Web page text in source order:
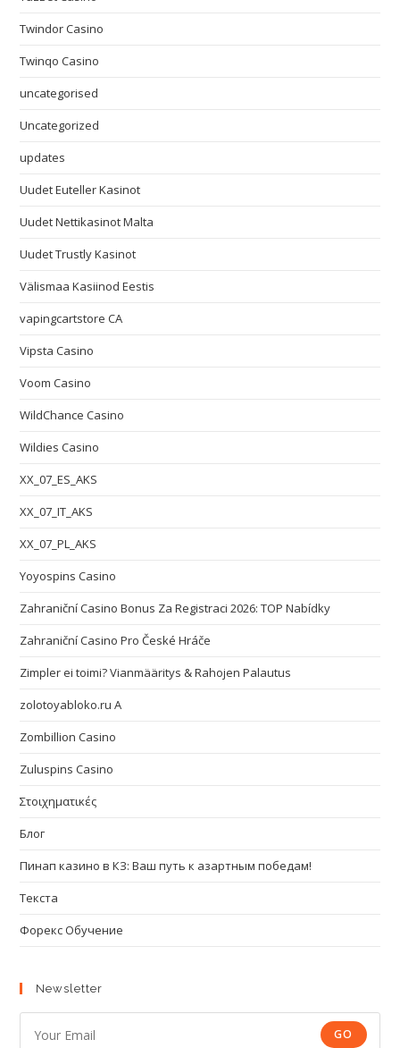
Twindor Casino
Twinqo Casino
uncategorised
Uncategorized
updates
Uudet Euteller Kasinot
Uudet Nettikasinot Malta
Uudet Trustly Kasinot
Välismaa Kasiinod Eestis
vapingcartstore CA
Vipsta Casino
Voom Casino
WildChance Casino
Wildies Casino
XX_07_ES_AKS
XX_07_IT_AKS
XX_07_PL_AKS
Yoyospins Casino
Zahraniční Casino Bonus Za Registraci 2026: TOP Nabídky
Zahraniční Casino Pro České Hráče
Zimpler ei toimi? Vianmääritys & Rahojen Palautus
zolotoyabloko.ru A
Zombillion Casino
Zuluspins Casino
Στοιχηματικές
Блог
Пинап казино в КЗ: Ваш путь к азартным победам!
Текста
Форекс Обучение
Newsletter
GO